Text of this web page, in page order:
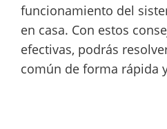
funcionamiento del
en casa. Con estos
efectivas, podrás
común de forma rápida